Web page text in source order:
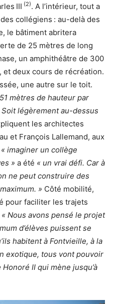
III (2). A l’intérieur, tout a
collégiens : au-delà des
le bâtiment abritera
de 25 mètres de long
un amphithéâtre de 300
et deux cours de récréation.
une autre sur le toit.
mètres de hauteur par
légèrement au-dessus
les architectes
et François Lallemand, aux
« imaginer un collège
» a été « un vrai défi. Car à
ne peut construire des
» Côté mobilité,
pour faciliter les trajets
« Nous avons pensé le projet
d’élèves puissent se
habitent à Fontvieille, à la
exotique, tous vont pouvoir
II qui mène jusqu’à